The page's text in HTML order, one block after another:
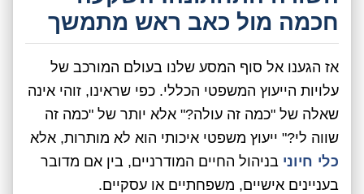
חכמה מול כאב ראש מתמשך
אז הגענו אל סוף המסע שלנו בעולם המורכב של
עלויות הייעוץ המשפטי הכללי. כפי שראינו, זוהי אינה
שאלה של "כמה זה עולה?" אלא יותר של "כמה זה
שווה לי?" ייעוץ משפטי איכותי הוא לא מותרות, אלא
כלי חיוני בניהול החיים המודרניים, בין אם מדובר
בעניינים אישיים, משפחתיים או עסקיים.